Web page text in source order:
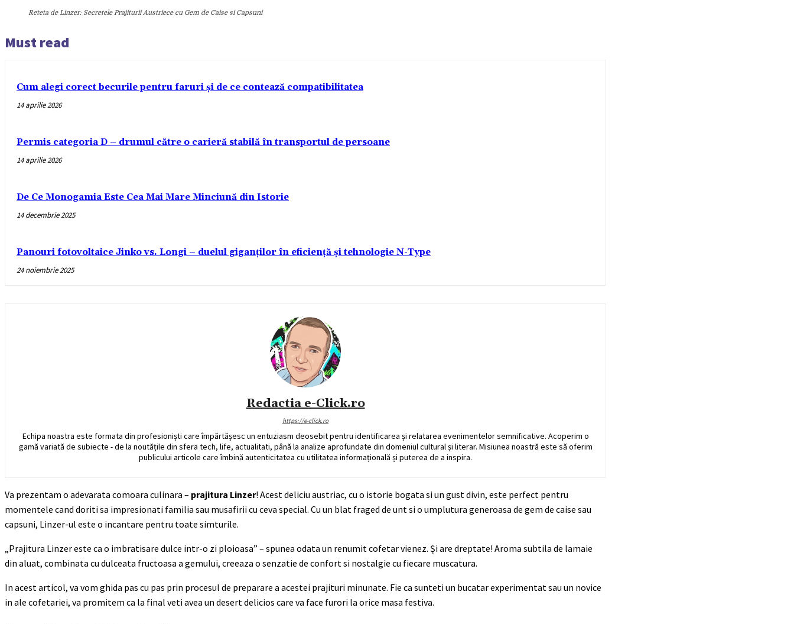
Reteta de Linzer: Secretele Prajiturii Austriece cu Gem de Caise si Capsuni
Must read
Cum alegi corect becurile pentru faruri și de ce contează compatibilitatea
14 aprilie 2026
Permis categoria D – drumul către o carieră stabilă în transportul de persoane
14 aprilie 2026
De Ce Monogamia Este Cea Mai Mare Minciună din Istorie
14 decembrie 2025
Panouri fotovoltaice Jinko vs. Longi – duelul giganților în eficiență și tehnologie N-Type
24 noiembrie 2025
Redactia e-Click.ro
https://e-click.ro
Echipa noastra este formata din profesioniști care împărtășesc un entuziasm deosebit pentru identificarea și relatarea evenimentelor semnificative. Acoperim o
gamă variată de subiecte - de la noutățile din sfera tech, life, actualitati, până la analize aprofundate din domeniul cultural și literar. Misiunea noastră este să oferim
publicului articole care îmbină autenticitatea cu utilitatea informațională și puterea de a inspira.
Va prezentam o adevarata comoara culinara – prajitura Linzer! Acest deliciu austriac, cu o istorie bogata si un gust divin, este perfect pentru
momentele cand doriti sa impresionati familia sau musafirii cu ceva special. Cu un blat fraged de unt si o umplutura generoasa de gem de caise sau
capsuni, Linzer-ul este o incantare pentru toate simturile.
„Prajitura Linzer este ca o imbratisare dulce intr-o zi ploioasa” – spunea odata un renumit cofetar vienez. Și are dreptate! Aroma subtila de lamaie
din aluat, combinata cu dulceata fructoasa a gemului, creeaza o senzatie de confort si nostalgie cu fiecare muscatura.
In acest articol, va vom ghida pas cu pas prin procesul de preparare a acestei prajituri minunate. Fie ca sunteti un bucatar experimentat sau un novice
in ale cofetariei, va promitem ca la final veti avea un desert delicios care va face furori la orice masa festiva.